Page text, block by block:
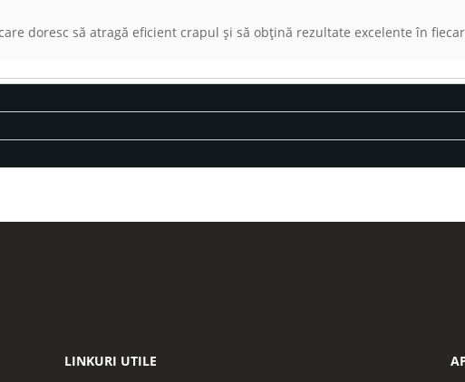
doresc să atragă eficient crapul și să obțină rezultate excelente în
LINKURI UTILE